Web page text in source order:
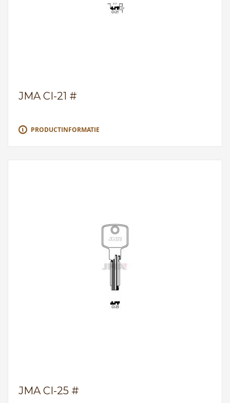
JMA CI-21 #
PRODUCTINFORMATIE
JMA CI-25 #